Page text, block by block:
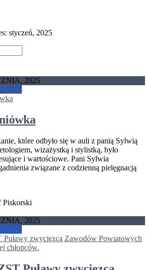
styczeń, 2025
2025
które odbyło się w auli z panią Sylwią
wizażystką i stylistką, było
i wartościowe. Pani Sylwia
związane z codzienną pielęgnacją
Piskorski
2025